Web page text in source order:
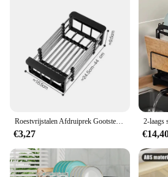
Whether you're a home cook or
these afwas rek sets are a must-
kitchen. They come in various
accommodate different storage
you can find the perfect fit for
The sets are easy to assemble
necessary mounting hardware,
breeze. The smooth surfaces
hassle-free task, keeping your
organized at all times.
**Efficient and Economical**
As a wholesale vendor or
Roestvrijstalen Afdruiprek Gootsteen Rek Groenterek Uitschuifbare Droogopbergaccessoires Opbergen Keukengereedschap
€3,27